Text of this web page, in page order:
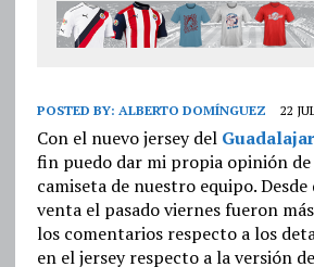
POSTED BY: ALBERTO DOMÍNGUEZ 22
Con el nuevo jersey del
fin puedo dar mi propia opinión de
camiseta de nuestro equipo. Desde
venta el pasado viernes fueron
los comentarios respecto a los
en el jersey respecto a la versión